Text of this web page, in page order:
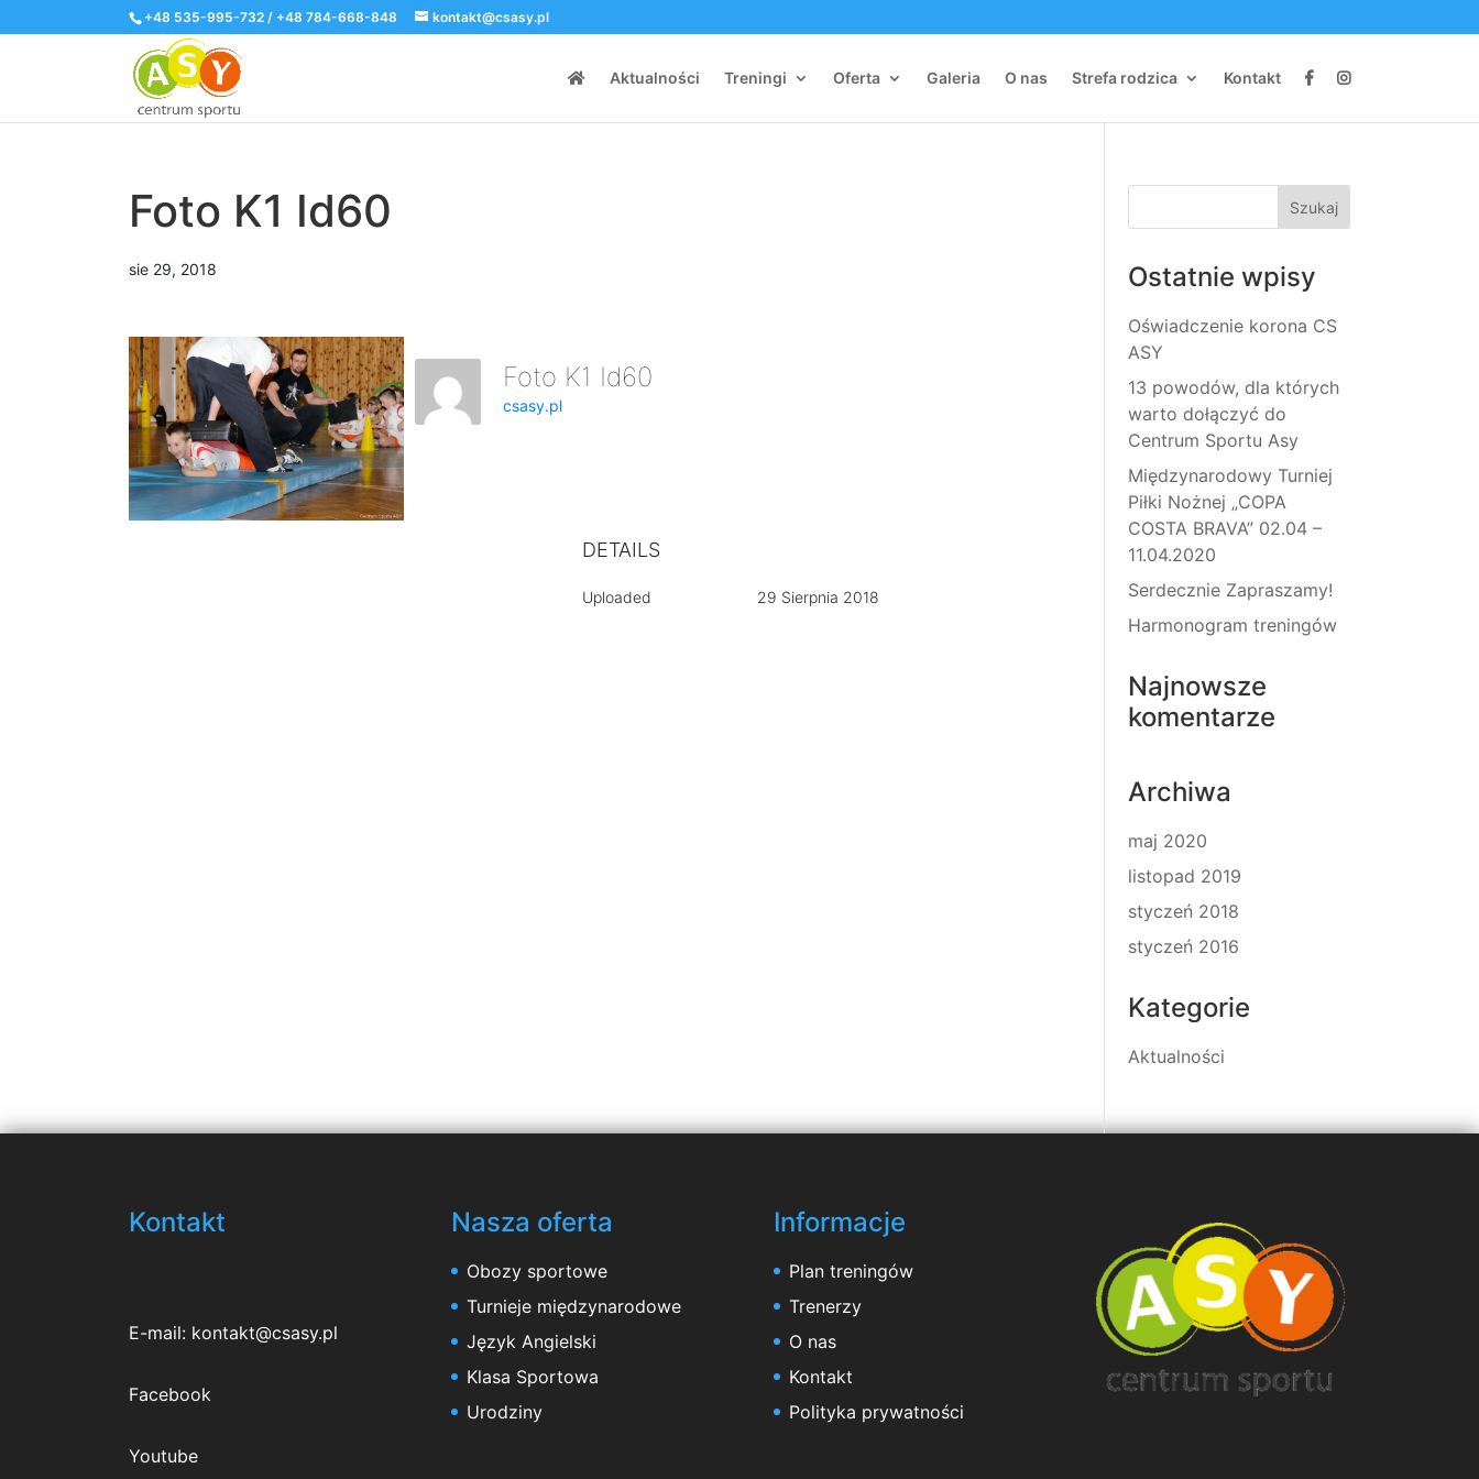
+48 535-995-732 / +48 784-668-848 kontakt@csasy.pl
Aktualności Treningi Oferta Galeria O nas Strefa rodzica Kontakt
Foto K1 Id60
sie 29, 2018
Foto K1 Id60
csasy.pl
DETAILS
Uploaded 29 Sierpnia 2018
Ostatnie wpisy
Oświadczenie korona CS
ASY
13 powodów, dla których
warto dołączyć do
Centrum Sportu Asy
Międzynarodowy Turniej
Piłki Nożnej „COPA
COSTA BRAVA” 02.04 –
11.04.2020
Serdecznie Zapraszamy!
Harmonogram treningów
Najnowsze
komentarze
Archiwa
maj 2020
listopad 2019
styczeń 2018
styczeń 2016
Kategorie
Aktualności
Kontakt
E-mail: kontakt@csasy.pl
Facebook
Youtube
Nasza oferta
Obozy sportowe
Turnieje międzynarodowe
Język Angielski
Klasa Sportowa
Urodziny
Informacje
Plan treningów
Trenerzy
O nas
Kontakt
Polityka prywatności